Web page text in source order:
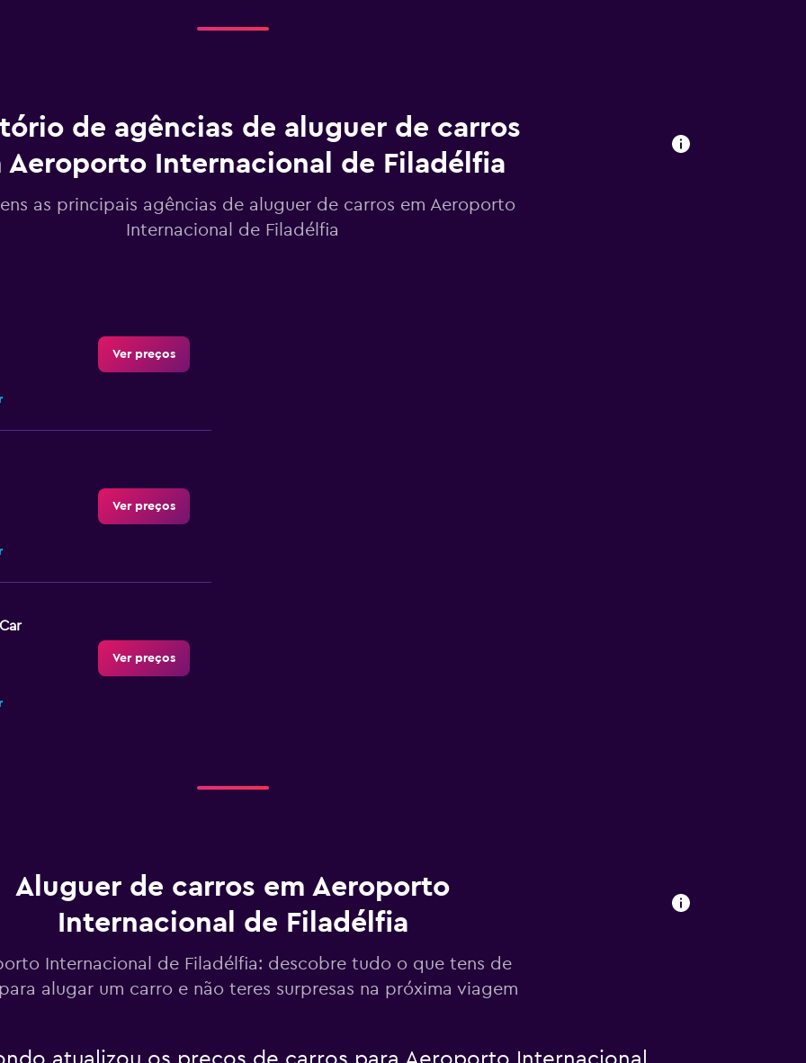
de agências de aluguer de carros
Aeroporto Internacional de Filadélfia
as principais agências de aluguer de carros em Aeroporto
Internacional de Filadélfia
Ver preços
Ver preços
Ver preços
Ver preços
Aluguer de carros em Aeroporto
Internacional de Filadélfia
Internacional de Filadélfia: descobre tudo o que tens de
alugar um carro e não teres surpresas na próxima viagem